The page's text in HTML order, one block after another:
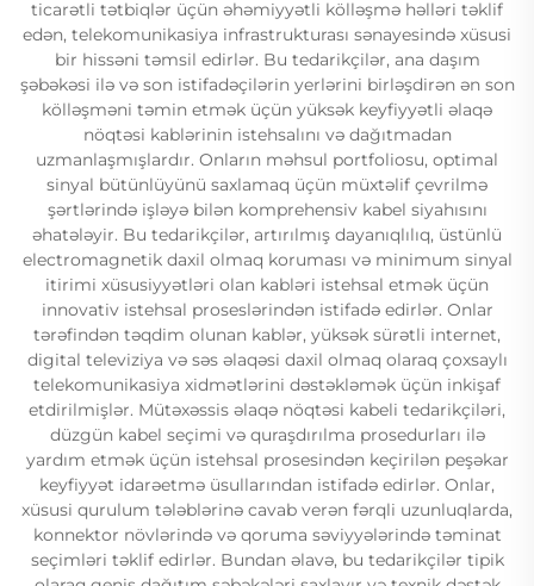
ticarətli tətbiqlər üçün əhəmiyyətli kölləşmə həlləri təklif
edən, telekomunikasiya infrastrukturası sənayesində xüsusi
bir hissəni təmsil edirlər. Bu tedarikçilər, ana daşım
şəbəkəsi ilə və son istifadəçilərin yerlərini birləşdirən ən son
kölləşməni təmin etmək üçün yüksək keyfiyyətli əlaqə
nöqtəsi kablərinin istehsalını və dağıtmadan
uzmanlaşmışlardır. Onların məhsul portfoliosu, optimal
sinyal bütünlüyünü saxlamaq üçün müxtəlif çevrilmə
şərtlərində işləyə bilən komprehensiv kabel siyahısını
əhatələyir. Bu tedarikçilər, artırılmış dayanıqlılıq, üstünlü
electromagnetik daxil olmaq koruması və minimum sinyal
itirimi xüsusiyyətləri olan kabləri istehsal etmək üçün
innovativ istehsal proseslərindən istifadə edirlər. Onlar
tərəfindən təqdim olunan kablər, yüksək sürətli internet,
digital televiziya və səs əlaqəsi daxil olmaq olaraq çoxsaylı
telekomunikasiya xidmətlərini dəstəkləmək üçün inkişaf
etdirilmişlər. Mütəxəssis əlaqə nöqtəsi kabeli tedarikçiləri,
düzgün kabel seçimi və quraşdırılma prosedurları ilə
yardım etmək üçün istehsal prosesindən keçirilən peşəkar
keyfiyyət idarəetmə üsullarından istifadə edirlər. Onlar,
xüsusi qurulum tələblərinə cavab verən fərqli uzunluqlarda,
konnektor növlərində və qoruma səviyyələrində təminat
seçimləri təklif edirlər. Bundan əlavə, bu tedarikçilər tipik